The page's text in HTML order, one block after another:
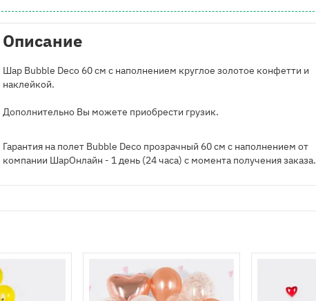
Описание
Шар Bubble Deco 60 см с наполнением круглое золотое конфетти и
наклейкой.
Дополнительно Вы можете приобрести грузик.
Гарантия на полет Bubble Deco прозрачный 60 см с наполнением от
компании ШарОнлайн - 1 день (24 часа) с момента получения заказа.